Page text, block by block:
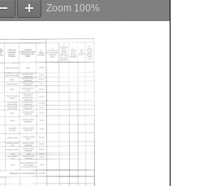
Zoom 100%